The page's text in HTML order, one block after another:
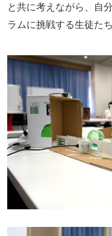
と共に考えながら、自
ラムに挑戦する生徒た